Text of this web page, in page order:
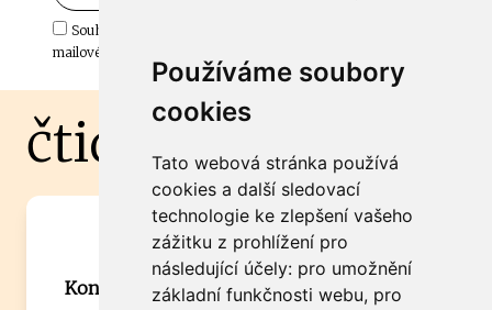
Používáme soubory
cookies
Tato webová stránka používá
cookies a další sledovací
technologie ke zlepšení vašeho
zážitku z prohlížení pro
následující účely: pro umožnění
základní funkčnosti webu, pro
Souhlasím s odběrem důležitých zpráv ze ČtiDoma.cz do mé e-
mailové schránky.
čtidoma.cz
Máte zajímavou informaci? Chcete
spolupracovat?
Kontaktujte šéfredaktora Martina Chalupu: